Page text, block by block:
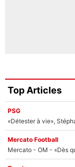
Top Articles
PSG
«Détester à vie»,
Mercato Football